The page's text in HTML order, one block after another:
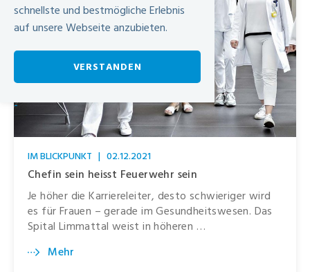
IM BLICKPUNKT | 02.12.2021
Chefin sein heisst Feuerwehr sein
Je höher die Karriereleiter, desto schwieriger wird
es für Frauen – gerade im Gesundheitswesen. Das
Spital Limmattal weist in höheren …
Mehr
schnellste und bestmögliche Erlebnis
auf unsere Webseite anzubieten.
VERSTANDEN
-